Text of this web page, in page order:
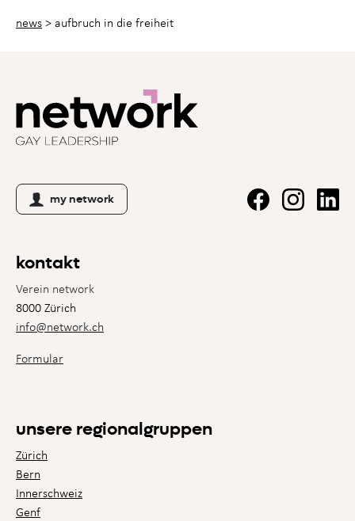
news > aufbruch in die freiheit
my network
kontakt
Verein network
8000 Zürich
info@network.ch
Formular
unsere regionalgruppen
Zürich
Bern
Innerschweiz
Genf